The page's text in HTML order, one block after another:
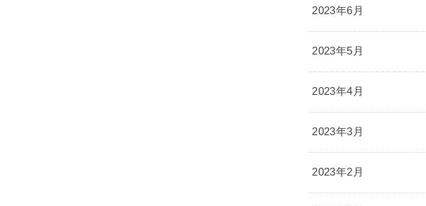
2023年6月
2023年5月
2023年4月
2023年3月
2023年2月